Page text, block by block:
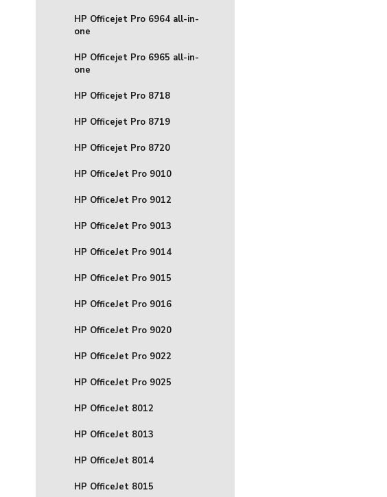
HP Officejet Pro 6964 all-in-
one
HP Officejet Pro 6965 all-in-
one
HP Officejet Pro 8718
HP Officejet Pro 8719
HP Officejet Pro 8720
HP OfficeJet Pro 9010
HP OfficeJet Pro 9012
HP OfficeJet Pro 9013
HP OfficeJet Pro 9014
HP OfficeJet Pro 9015
HP OfficeJet Pro 9016
HP OfficeJet Pro 9020
HP OfficeJet Pro 9022
HP OfficeJet Pro 9025
HP OfficeJet 8012
HP OfficeJet 8013
HP OfficeJet 8014
HP OfficeJet 8015